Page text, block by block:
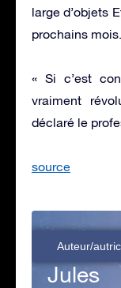
large d’objets
prochains mois.
« Si c’est
vraiment
déclaré le
source
Auteur/
Jules